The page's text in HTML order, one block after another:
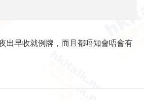
出早收就例牌，而且都唔知會唔會有